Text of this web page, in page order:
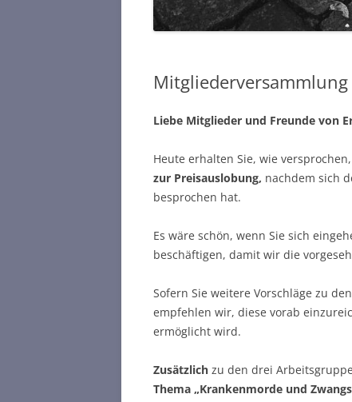
Liebe Mitglieder und Freunde von
Heute erhalten Sie, wie
zur Preisauslobung, nachdem sich
besprochen hat.
Es wäre schön, wenn Sie sich
beschäftigen, damit wir die
Sofern Sie weitere Vorschläge zu
empfehlen wir, diese vorab
ermöglicht wird.
Zusätzlich zu den drei
Thema „Krankenmorde und